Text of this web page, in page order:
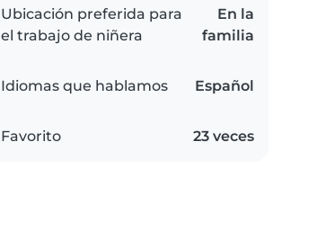
Ubicación preferida para
el trabajo de niñera
En la
familia
Idiomas que hablamos Español
Favorito 23 veces